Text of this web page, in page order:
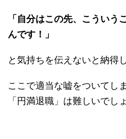
「自分はこの先、こういう
んです！」
と気持ちを伝えないと納得
ここで適当な嘘をついてし
「円満退職」は難しいでし